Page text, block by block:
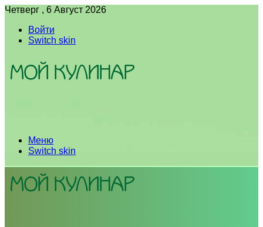
Четверг , 6 Август 2026
Войти
Switch skin
Меню
Switch skin